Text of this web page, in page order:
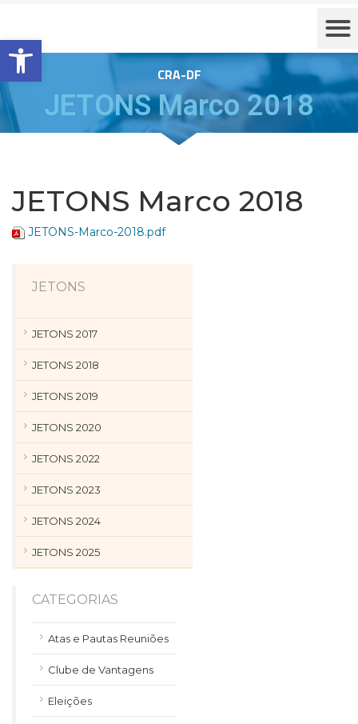
Barra de Ferramentas Aberta
CRA-DF
JETONS Marco 2018
JETONS Marco 2018
JETONS-Marco-2018.pdf
JETONS
JETONS 2017
JETONS 2018
JETONS 2019
JETONS 2020
JETONS 2022
JETONS 2023
JETONS 2024
JETONS 2025
CATEGORIAS
Atas e Pautas Reuniões
Clube de Vantagens
Eleições